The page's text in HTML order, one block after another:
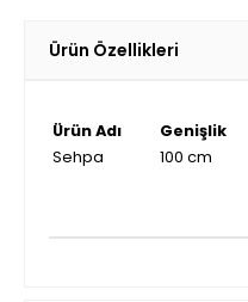
Ürün Özellikleri
Ürün Adı Genişlik
Sehpa
100 cm